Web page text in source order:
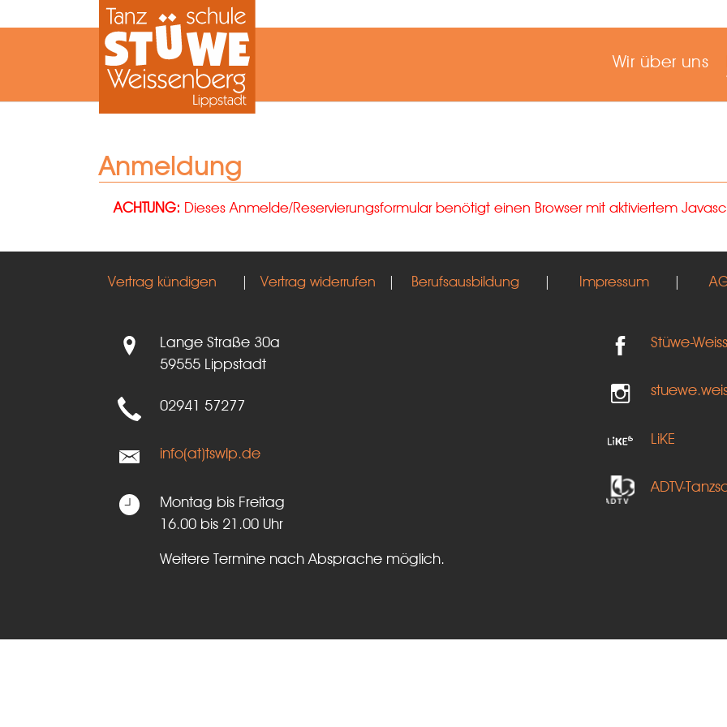
Zum Hauptinhalt springen
Wir über uns
Anmeldung
ACHTUNG: Dieses Anmelde/Reservierungsformular benötigt einen Browser mit aktiviertem
Vertrag kündigen |Vertrag widerrufen | Berufsausbildung | Impressum |
Lange Straße 30a
59555 Lippstadt
02941 57277
info(at)tswlp.de
Montag bis Freitag
16.00 bis 21.00 Uhr
Weitere Termine nach Absprache möglich.
Stüwe-
LiKE
ADTV-